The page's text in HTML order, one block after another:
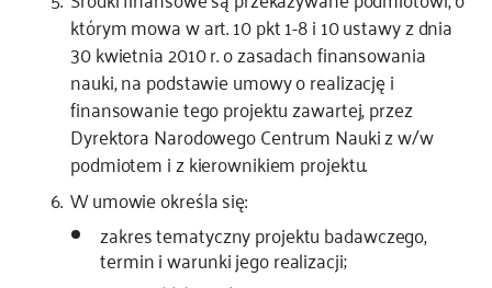
którym mowa w art. 10 pkt 1-8 i 10 ustawy z dnia
30 kwietnia 2010 r. o zasadach finansowania
nauki, na podstawie umowy o realizację i
finansowanie tego projektu zawartej, przez
Dyrektora Narodowego Centrum Nauki z w/w
podmiotem i z kierownikiem projektu.
W umowie określa się:
zakres tematyczny projektu badawczego,
termin i warunki jego realizacji;